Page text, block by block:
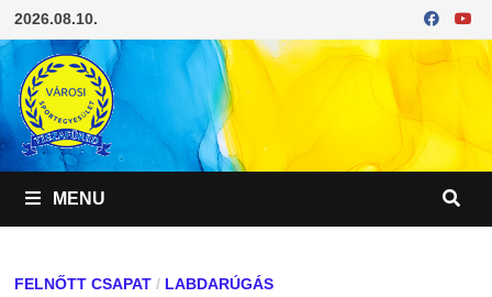
Skip
to
content
2026.08.10.
MENU
FELNŐTT CSAPAT/ LABDARÚGÁS